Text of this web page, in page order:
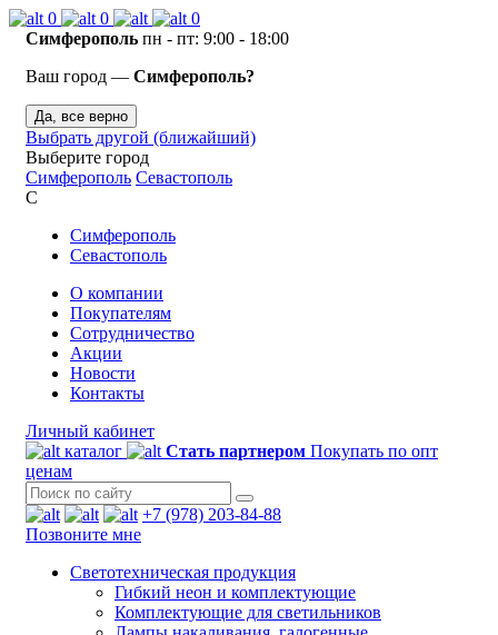
0 0
0
Симферополь пн - пт: 9:00 - 18:00
Ваш город — Симферополь?
Да, все верно
Выбрать другой (ближайший)
Выберите город
Симферополь Севастополь
С
Симферополь
Севастополь
О компании
Покупателям
Сотрудничество
Акции
Новости
Контакты
Личный кабинет
каталог
Стать партнером Покупать по опт
ценам
+7 (978) 203-84-88
Позвоните мне
Светотехническая продукция
Гибкий неон и комплектующие
Комплектующие для светильников